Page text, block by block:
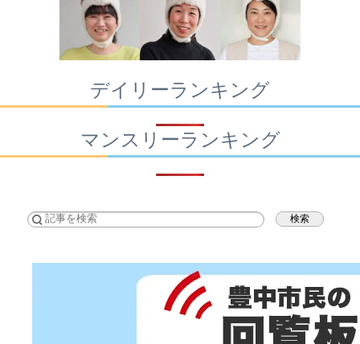
デイリーランキング
マンスリーランキング
検索